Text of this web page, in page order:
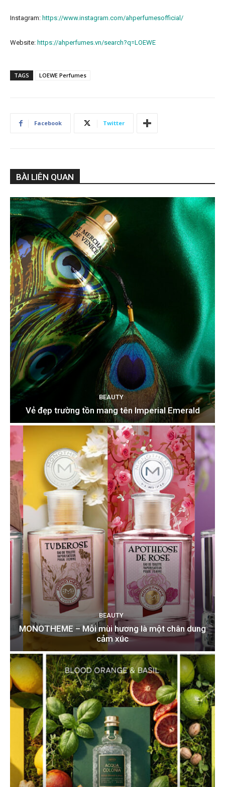
Instagram: https://www.instagram.com/ahperfumesofficial/
Website: https://ahperfumes.vn/search?q=LOEWE
TAGS LOEWE Perfumes
Facebook Twitter
BÀI LIÊN QUAN
BEAUTY
Vẻ đẹp trường tồn mang tên Imperial Emerald
BEAUTY
MONOTHEME – Mỗi mùi hương là một chân dung
cảm xúc